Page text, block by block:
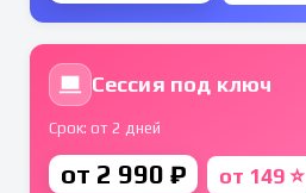
Сессия под ключ
Срок: от 2 дней
от 2 990 ₽ от 149 ⭐